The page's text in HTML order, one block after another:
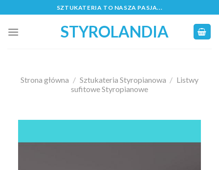
to
content
SZTUKATERIA TO NASZA PASJA...
STYROLANDIA
Strona główna / Sztukateria Styropianowa / Listwy
sufitowe Styropianowe